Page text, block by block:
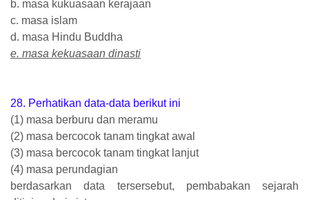
b. masa kukuasaan kerajaan
c. masa islam
d. masa Hindu Buddha
e. masa kekuasaan dinasti
28. Perhatikan data-data berikut ini
(1) masa berburu dan meramu
(2) masa bercocok tanam tingkat awal
(3) masa bercocok tanam tingkat lanjut
(4) masa perundagian
berdasarkan data tersersebut, pembabakan sejarah